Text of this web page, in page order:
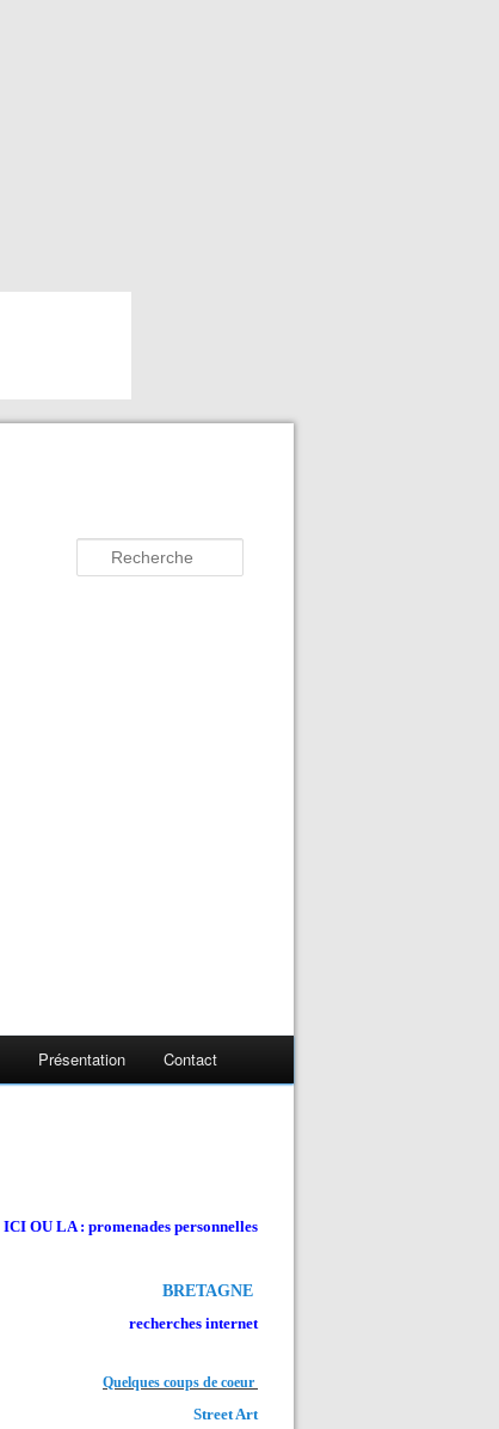
Présentation Contact
ICI OU LA : promenades personnelles
BRETAGNE
recherches internet
Quelques coups de coeur
Street Art